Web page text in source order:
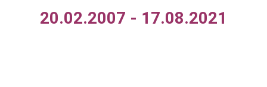
20.02.2007 - 17.08.2021